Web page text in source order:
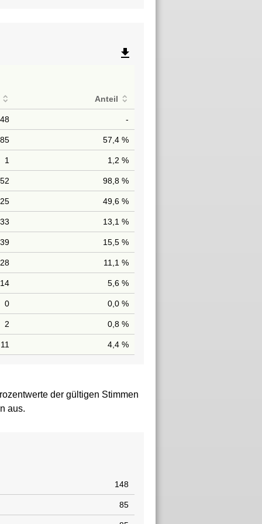
file_download
Anteil
-
85 57,4 %
1 1,2 %
98,8 %
49,6 %
33 13,1 %
39 15,5 %
28 11,1 %
14 5,6 %
0 0,0 %
2 0,8 %
11 4,4 %
der gültigen Stimmen
aus.
148
85